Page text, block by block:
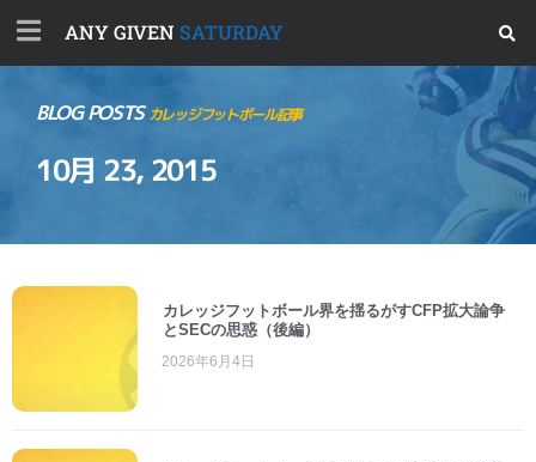
ANY GIVEN SATURDAY
BLOG POSTSカレッジフットボール記事
10月 23, 2015
カレッジフットボール界を揺るがすCFP拡大論争
とSECの思惑（後編）
2026年6月4日